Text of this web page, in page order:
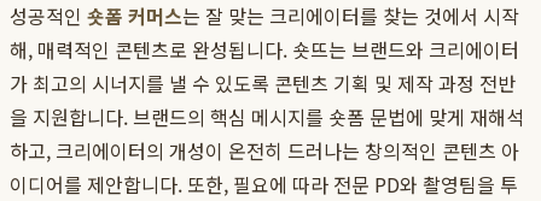
성공적인 숏폼 커머스는 잘 맞는 크리에이터를 찾는 것에서 시작
해, 매력적인 콘텐츠로 완성됩니다. 숏뜨는 브랜드와 크리에이터
가 최고의 시너지를 낼 수 있도록 콘텐츠 기획 및 제작 과정 전반
을 지원합니다. 브랜드의 핵심 메시지를 숏폼 문법에 맞게 재해석
하고, 크리에이터의 개성이 온전히 드러나는 창의적인 콘텐츠 아
이디어를 제안합니다. 또한, 필요에 따라 전문 PD와 촬영팀을 투